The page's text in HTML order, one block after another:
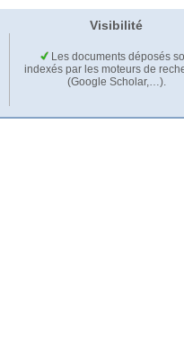
Visibilité
Les documents déposés
indexés par les moteurs de
(Google Scholar,…).